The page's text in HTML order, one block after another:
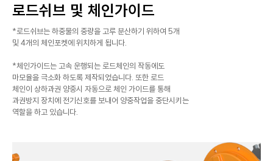
로드쉬브 및 체인가이드
*로드쉬브는 하중물의 중량을 고루 분산하기 위하여 5개
및 4개의 체인포켓에 위치하게 됩니다.
*체인가이드는 고속 운행되는 로드체인의 작동에도
마모율을 극소화 하도록 제작되었습니다. 또한 로드
체인이 상하과권 양중시 자동으로 체인 가이드를 통해
과권방지 장치에 전기신호를 보내어 양중작업을 중단시키는
역할을 하고 있습니다.